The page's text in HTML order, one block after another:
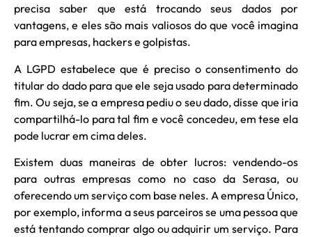
precisa saber que está trocando seus dados por
vantagens, e eles são mais valiosos do que você imagina
para empresas, hackers e golpistas.
A LGPD estabelece que é preciso o consentimento do
titular do dado para que ele seja usado para determinado
fim. Ou seja, se a empresa pediu o seu dado, disse que iria
compartilhá-lo para tal fim e você concedeu, em tese ela
pode lucrar em cima deles.
Existem duas maneiras de obter lucros: vendendo-os
para outras empresas como no caso da Serasa, ou
oferecendo um serviço com base neles. A empresa Único,
por exemplo, informa a seus parceiros se uma pessoa que
está tentando comprar algo ou adquirir um serviço. Para